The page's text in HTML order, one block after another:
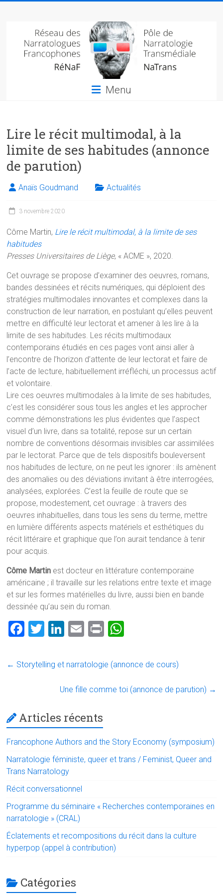
Réseau
des
narratologues
francophone
de
narratologie
transmédiale
(NaTrans)
Menu
Lire le récit multimodal, à la
limite de ses habitudes (annonce
de parution)
Anaïs Goudmand Actualités
3 novembre 2020
Côme Martin, Lire le récit multimodal, à la limite de ses
habitudes
Presses Universitaires de Liège, « ACME », 2020.
Cet ouvrage se propose d’examiner des oeuvres, romans,
bandes dessinées et récits numériques, qui déploient des
stratégies multimodales innovantes et complexes dans la
construction de leur narration, en postulant qu’elles peuvent
mettre en difficulté leur lectorat et amener à les lire à la
limite de ses habitudes. Les récits multimodaux
contemporains étudiés en ces pages vont ainsi aller à
l’encontre de l’horizon d’attente de leur lectorat et faire de
l’acte de lecture, habituellement irréfléchi, un processus actif
et volontaire.
Lire ces oeuvres multimodales à la limite de ses habitudes,
c’est les considérer sous tous les angles et les approcher
comme démonstrations les plus évidentes que l’aspect
visuel d’un livre, dans sa totalité, repose sur un certain
nombre de conventions désormais invisibles car assimilées
par le lectorat. Parce que de tels dispositifs bouleversent
nos habitudes de lecture, on ne peut les ignorer : ils amènent
des anomalies ou des déviations invitant à être interrogées,
analysées, explorées. C’est la feuille de route que se
propose, modestement, cet ouvrage : à travers des
oeuvres inhabituelles, dans tous les sens du terme, mettre
en lumière différents aspects matériels et esthétiques du
récit littéraire et graphique que l’on aurait tendance à tenir
pour acquis.
Côme Martin est docteur en littérature contemporaine
américaine ; il travaille sur les relations entre texte et image
et sur les formes matérielles du livre, aussi bien en bande
dessinée qu’au sein du roman.
F
ce
ok
T
tt
Li
e
n
E
ai
Pr
t
at
A
← Storytelling et narratologie (annonce de cours)
Une fille comme toi (annonce de parution) →
Articles récents
Francophone Authors and the Story Economy (symposium)
Narratologie féministe, queer et trans / Feminist, Queer and
Trans Narratology
Récit conversationnel
Programme du séminaire « Recherches contemporaines en
narratologie » (CRAL)
Éclatements et recompositions du récit dans la culture
hyperpop (appel à contribution)
Catégories